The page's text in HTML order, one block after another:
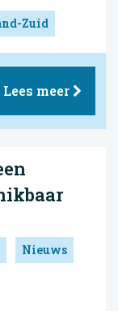
Zuid
Lees meer
Nieuws